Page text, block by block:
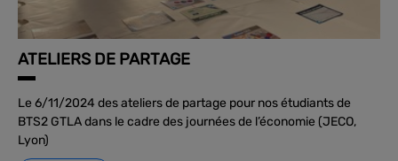
ATELIERS DE PARTAGE
Le 6/11/2024 des ateliers de partage pour nos étudiants de
BTS2 GTLA dans le cadre des journées de l’économie (JECO,
Lyon)